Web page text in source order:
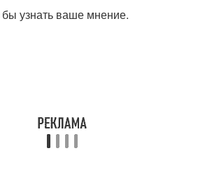
узнать ваше мнение.